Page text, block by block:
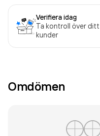
Verifiera idag
Ta kontroll över
kunder
Omdömen